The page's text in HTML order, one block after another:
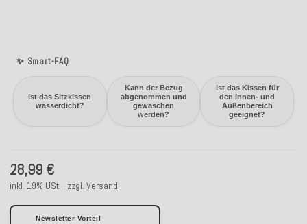
✨ Smart-FAQ
Ist das Sitzkissen
wasserdicht?
Kann der Bezug
abgenommen und
gewaschen
werden?
Ist das Kissen für
den Innen- und
Außenbereich
geeignet?
28,99 €
inkl. 19% USt. , zzgl. Versand
Newsletter Vorteil